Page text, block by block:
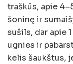
traškūs, apie
šoninę ir
sušils, dar apie
ugnies ir
kelis šaukštus,